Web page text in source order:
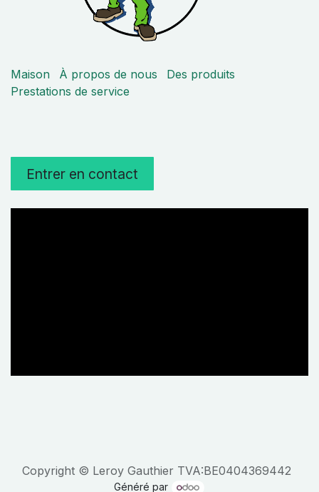
Maison À propos de nous
Des produits
Prestations de service
Entrer en contact
Copyright © Leroy Gauthier TVA:BE0404369442
Généré par